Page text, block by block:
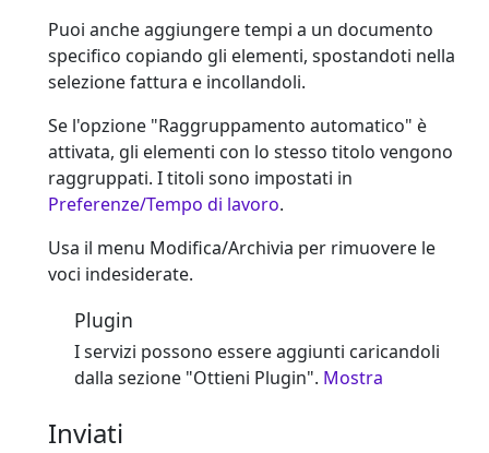
Puoi anche aggiungere tempi a un documento
specifico copiando gli elementi, spostandoti nella
selezione fattura e incollandoli.
Se l'opzione "Raggruppamento automatico" è
attivata, gli elementi con lo stesso titolo vengono
raggruppati. I titoli sono impostati in
Preferenze/Tempo di lavoro.
Usa il menu Modifica/Archivia per rimuovere le
voci indesiderate.
Plugin
I servizi possono essere aggiunti caricandoli
dalla sezione "Ottieni Plugin". Mostra
Inviati